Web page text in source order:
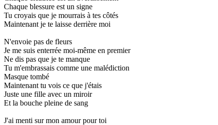
Chaque blessure est un signe
Tu croyais que je mourrais à tes côtés
Maintenant je te laisse derrière moi
N'envoie pas de fleurs
Je me suis enterrée moi-même en premier
Ne dis pas que je te manque
Tu m'embrassais comme une malédiction
Masque tombé
Maintenant tu vois ce que j'étais
Juste une fille avec un miroir
Et la bouche pleine de sang
J'ai menti sur mon amour pour toi